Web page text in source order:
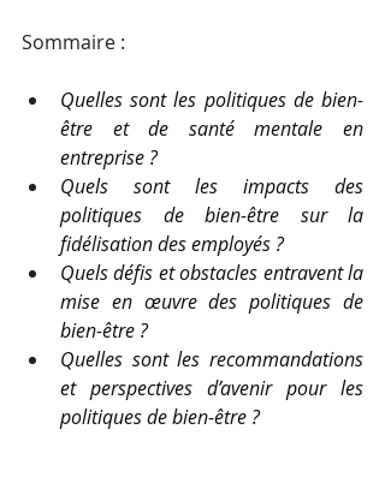
Sommaire :
Quelles sont les politiques de bien-
être et de santé mentale en
entreprise ?
Quels sont les impacts des
politiques de bien-être sur la
fidélisation des employés ?
Quels défis et obstacles entravent la
mise en œuvre des politiques de
bien-être ?
Quelles sont les recommandations
et perspectives d’avenir pour les
politiques de bien-être ?